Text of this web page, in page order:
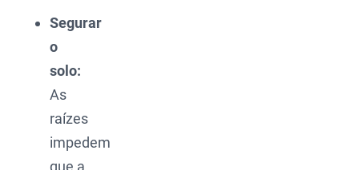
Segurar
o
solo:
As
raízes
impedem
que a